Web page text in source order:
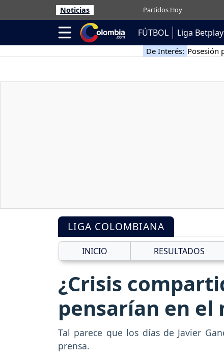
Noticias Partidos Hoy
FÚTBOL Liga Betplay
De Interés: Posesión
LIGA COLOMBIANA
INICIO RESULTADOS
¿Crisis
pensarían en el
Tal parece que los días de Javier
prensa.